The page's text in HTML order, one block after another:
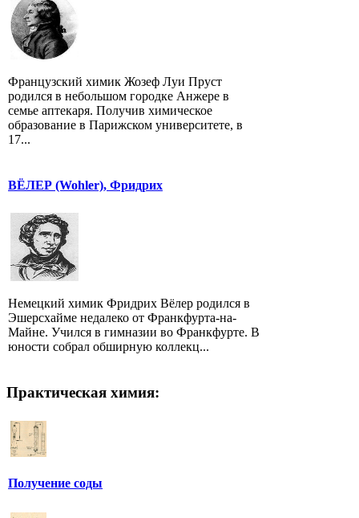
Французский химик Жозеф Луи Пруст
родился в небольшом городке Анжере в
семье аптекаря. Получив химическое
образование в Парижском университете, в
17...
ВЁЛЕР (Wohler), Фридрих
Немецкий химик Фридрих Вёлер родился в
Эшерсхайме недалеко от Франкфурта-на-
Майне. Учился в гимназии во Франкфурте. В
юности собрал обширную коллекц...
Практическая химия:
Получение соды